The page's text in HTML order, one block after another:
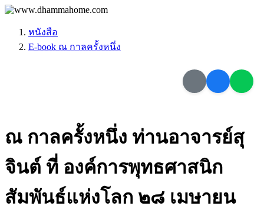
หนังสือ
E-book ณ กาลครั้งหนึ่ง
ณ กาลครั้งหนึ่ง ท่านอาจารย์สุ
จินต์ ที่ องค์การพุทธศาสนิก
สัมพันธ์แห่งโลก ๒๘ เมษายน